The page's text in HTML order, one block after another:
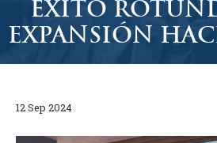
ÉXITO
EXPANSIÓN
12 Sep 2024